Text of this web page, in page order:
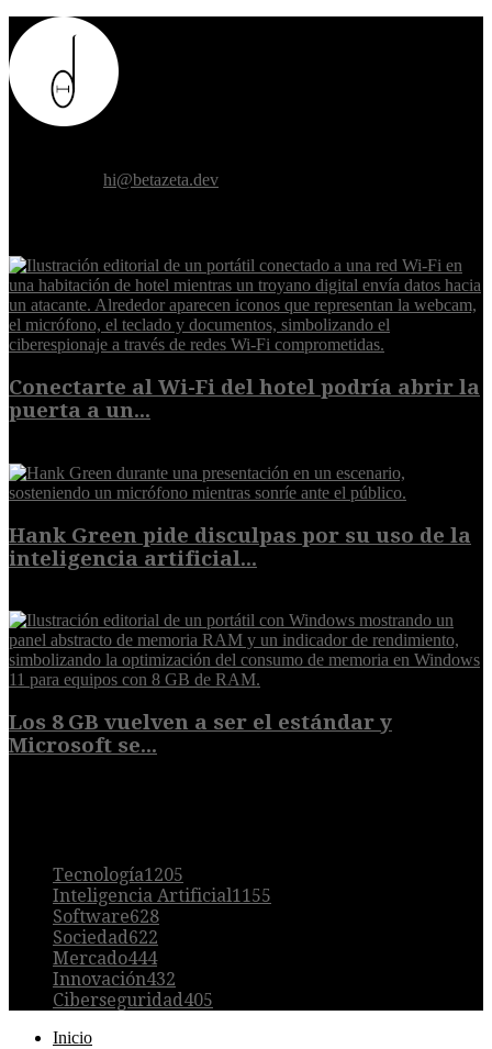
hi@betazeta.dev
Conectarte al Wi-Fi del hotel podría abrir la
puerta a un...
Hank Green pide disculpas por su uso de la
inteligencia artificial...
Los 8 GB vuelven a ser el estándar y
Microsoft se...
Tecnología1205
Inteligencia Artificial1155
Software628
Sociedad622
Mercado444
Innovación432
Ciberseguridad405
Inicio